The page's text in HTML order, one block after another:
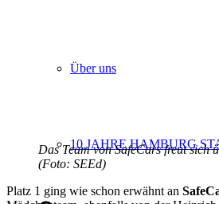
Über uns
10 JAHRE HAMBURG
Das Team von SafeCars freut sich
(Foto: SEEd)
Platz 1 ging wie schon erwähnt an